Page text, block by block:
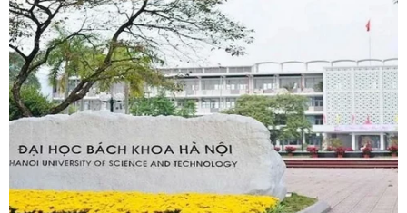
(Ảnh minh họa. Kyodo/TTXVN)
Chính sách thuế quan của Tổng thống Mỹ
Donald Trump đang gây nhiều sức ép lên hoạt
động xuất khẩu kim loại của Đức sang Mỹ.